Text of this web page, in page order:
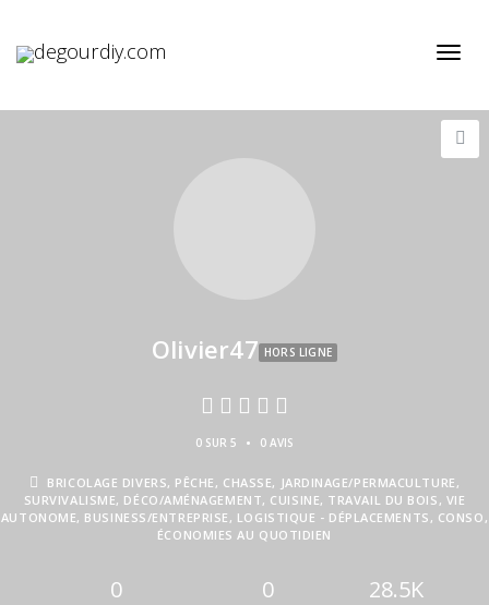
Olivier47 HORS LIGNE
0 SUR 5 • 0 AVIS
BRICOLAGE DIVERS, PÊCHE, CHASSE, JARDINAGE/PERMACULTURE,
SURVIVALISME, DÉCO/AMÉNAGEMENT, CUISINE, TRAVAIL DU BOIS, VIE
AUTONOME, BUSINESS/ENTREPRISE, LOGISTIQUE - DÉPLACEMENTS, CONSO,
ÉCONOMIES AU QUOTIDIEN
0 0 28.5K